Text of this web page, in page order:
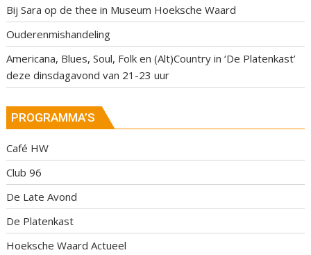
Bij Sara op de thee in Museum Hoeksche Waard
Ouderenmishandeling
Americana, Blues, Soul, Folk en (Alt)Country in ‘De Platenkast’
deze dinsdagavond van 21-23 uur
PROGRAMMA’S
Café HW
Club 96
De Late Avond
De Platenkast
Hoeksche Waard Actueel